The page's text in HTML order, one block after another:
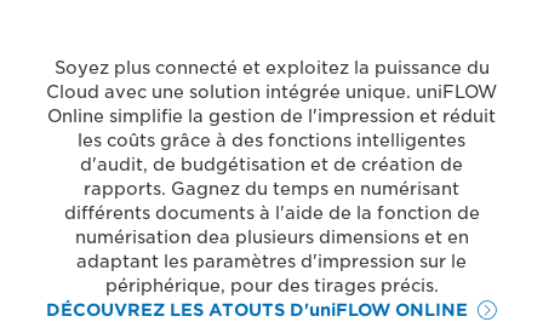
Soyez plus connecté et exploitez la puissance du
Cloud avec une solution intégrée unique. uniFLOW
Online simplifie la gestion de l'impression et réduit
les coûts grâce à des fonctions intelligentes
d'audit, de budgétisation et de création de
rapports. Gagnez du temps en numérisant
différents documents à l'aide de la fonction de
numérisation dea plusieurs dimensions et en
adaptant les paramètres d'impression sur le
périphérique, pour des tirages précis.
DÉCOUVREZ LES ATOUTS D'uniFLOW ONLINE